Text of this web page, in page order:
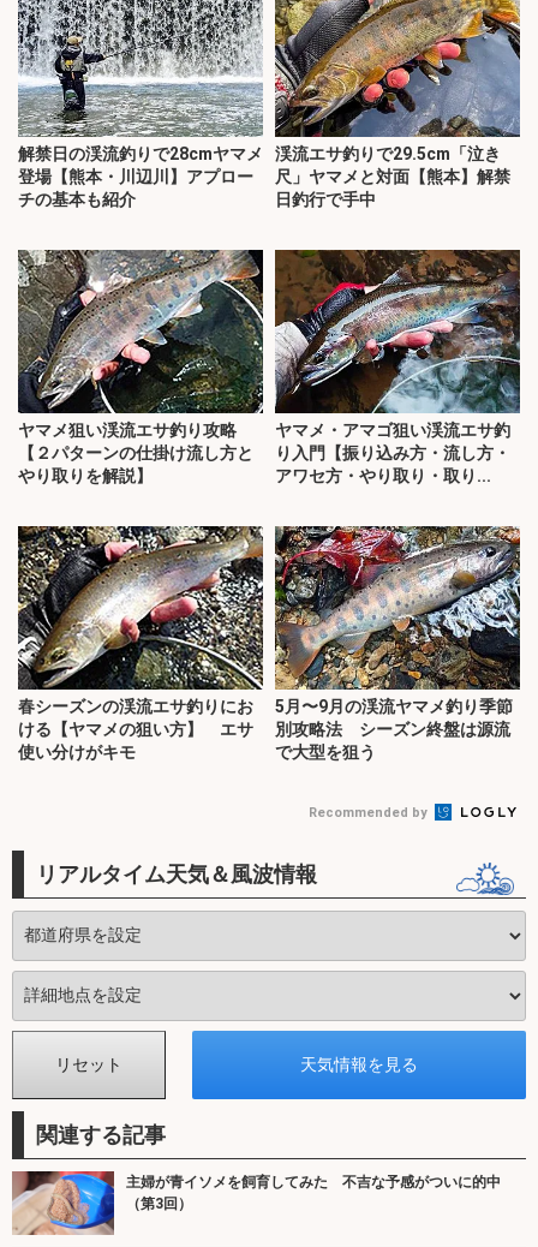
解禁日の渓流釣りで28cmヤマメ
登場【熊本・川辺川】アプロー
チの基本も紹介
渓流エサ釣りで29.5cm「泣き
尺」ヤマメと対面【熊本】解禁
日釣行で手中
ヤマメ狙い渓流エサ釣り攻略
【２パターンの仕掛け流し方と
やり取りを解説】
ヤマメ・アマゴ狙い渓流エサ釣
り入門【振り込み方・流し方・
アワセ方・やり取り・取り...
春シーズンの渓流エサ釣りにお
ける【ヤマメの狙い方】 エサ
使い分けがキモ
5月〜9月の渓流ヤマメ釣り季節
別攻略法 シーズン終盤は源流
で大型を狙う
Recommended by
リアルタイム天気＆風波情報
関連する記事
主婦が青イソメを飼育してみた 不吉な予感がついに的中
（第3回）